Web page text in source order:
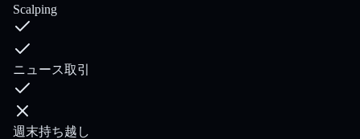
Scalping
ニュース取引
週末持ち越し